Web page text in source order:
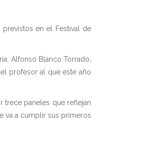
previstos en el Festival de
Alfonso Blanco Torrado;
profesor al que este año
trece paneles que reflejan
va a cumplir sus primeros